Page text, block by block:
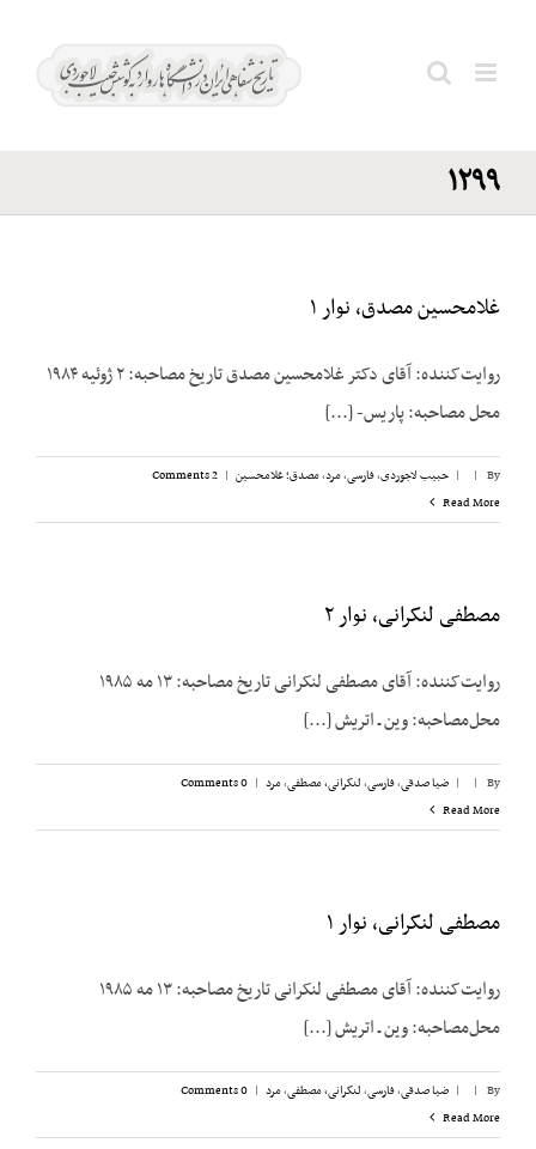
سوم
۱۲۹۹
غلامحسین مصدق، نوار ۱
روایت‌کننده: آقای دکتر غلامحسين مصدق تاریخ مصاحبه: ۲ ژوئیه ۱۹۸۴
محل مصاحبه: پاریس- [...]
By
|
| حبیب لاجوردی,فارسی,مرد,مصدق؛ غلامحسین |
2 Comments
Read More
مصطفی لنکرانی، نوار ۲
روایت‌کننده: آقای مصطفی لنکرانی تاریخ مصاحبه: ۱۳ مه ۱۹۸۵
محل‌مصاحبه: وین ـ اتریش [...]
By
|
| ضیا صدقی,فارسی,لنکرانی، مصطفی,مرد |
0 Comments
Read More
مصطفی لنکرانی، نوار ۱
روایت‌کننده: آقای مصطفی لنکرانی تاریخ مصاحبه: ۱۳ مه ۱۹۸۵
محل‌مصاحبه: وین ـ اتریش [...]
By
|
| ضیا صدقی,فارسی,لنکرانی، مصطفی,مرد |
0 Comments
Read More